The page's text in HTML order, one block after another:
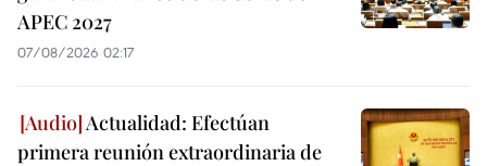
APEC 2027
07/08/2026 02:17
Actualidad: Efectúan
primera reunión extraordinaria de